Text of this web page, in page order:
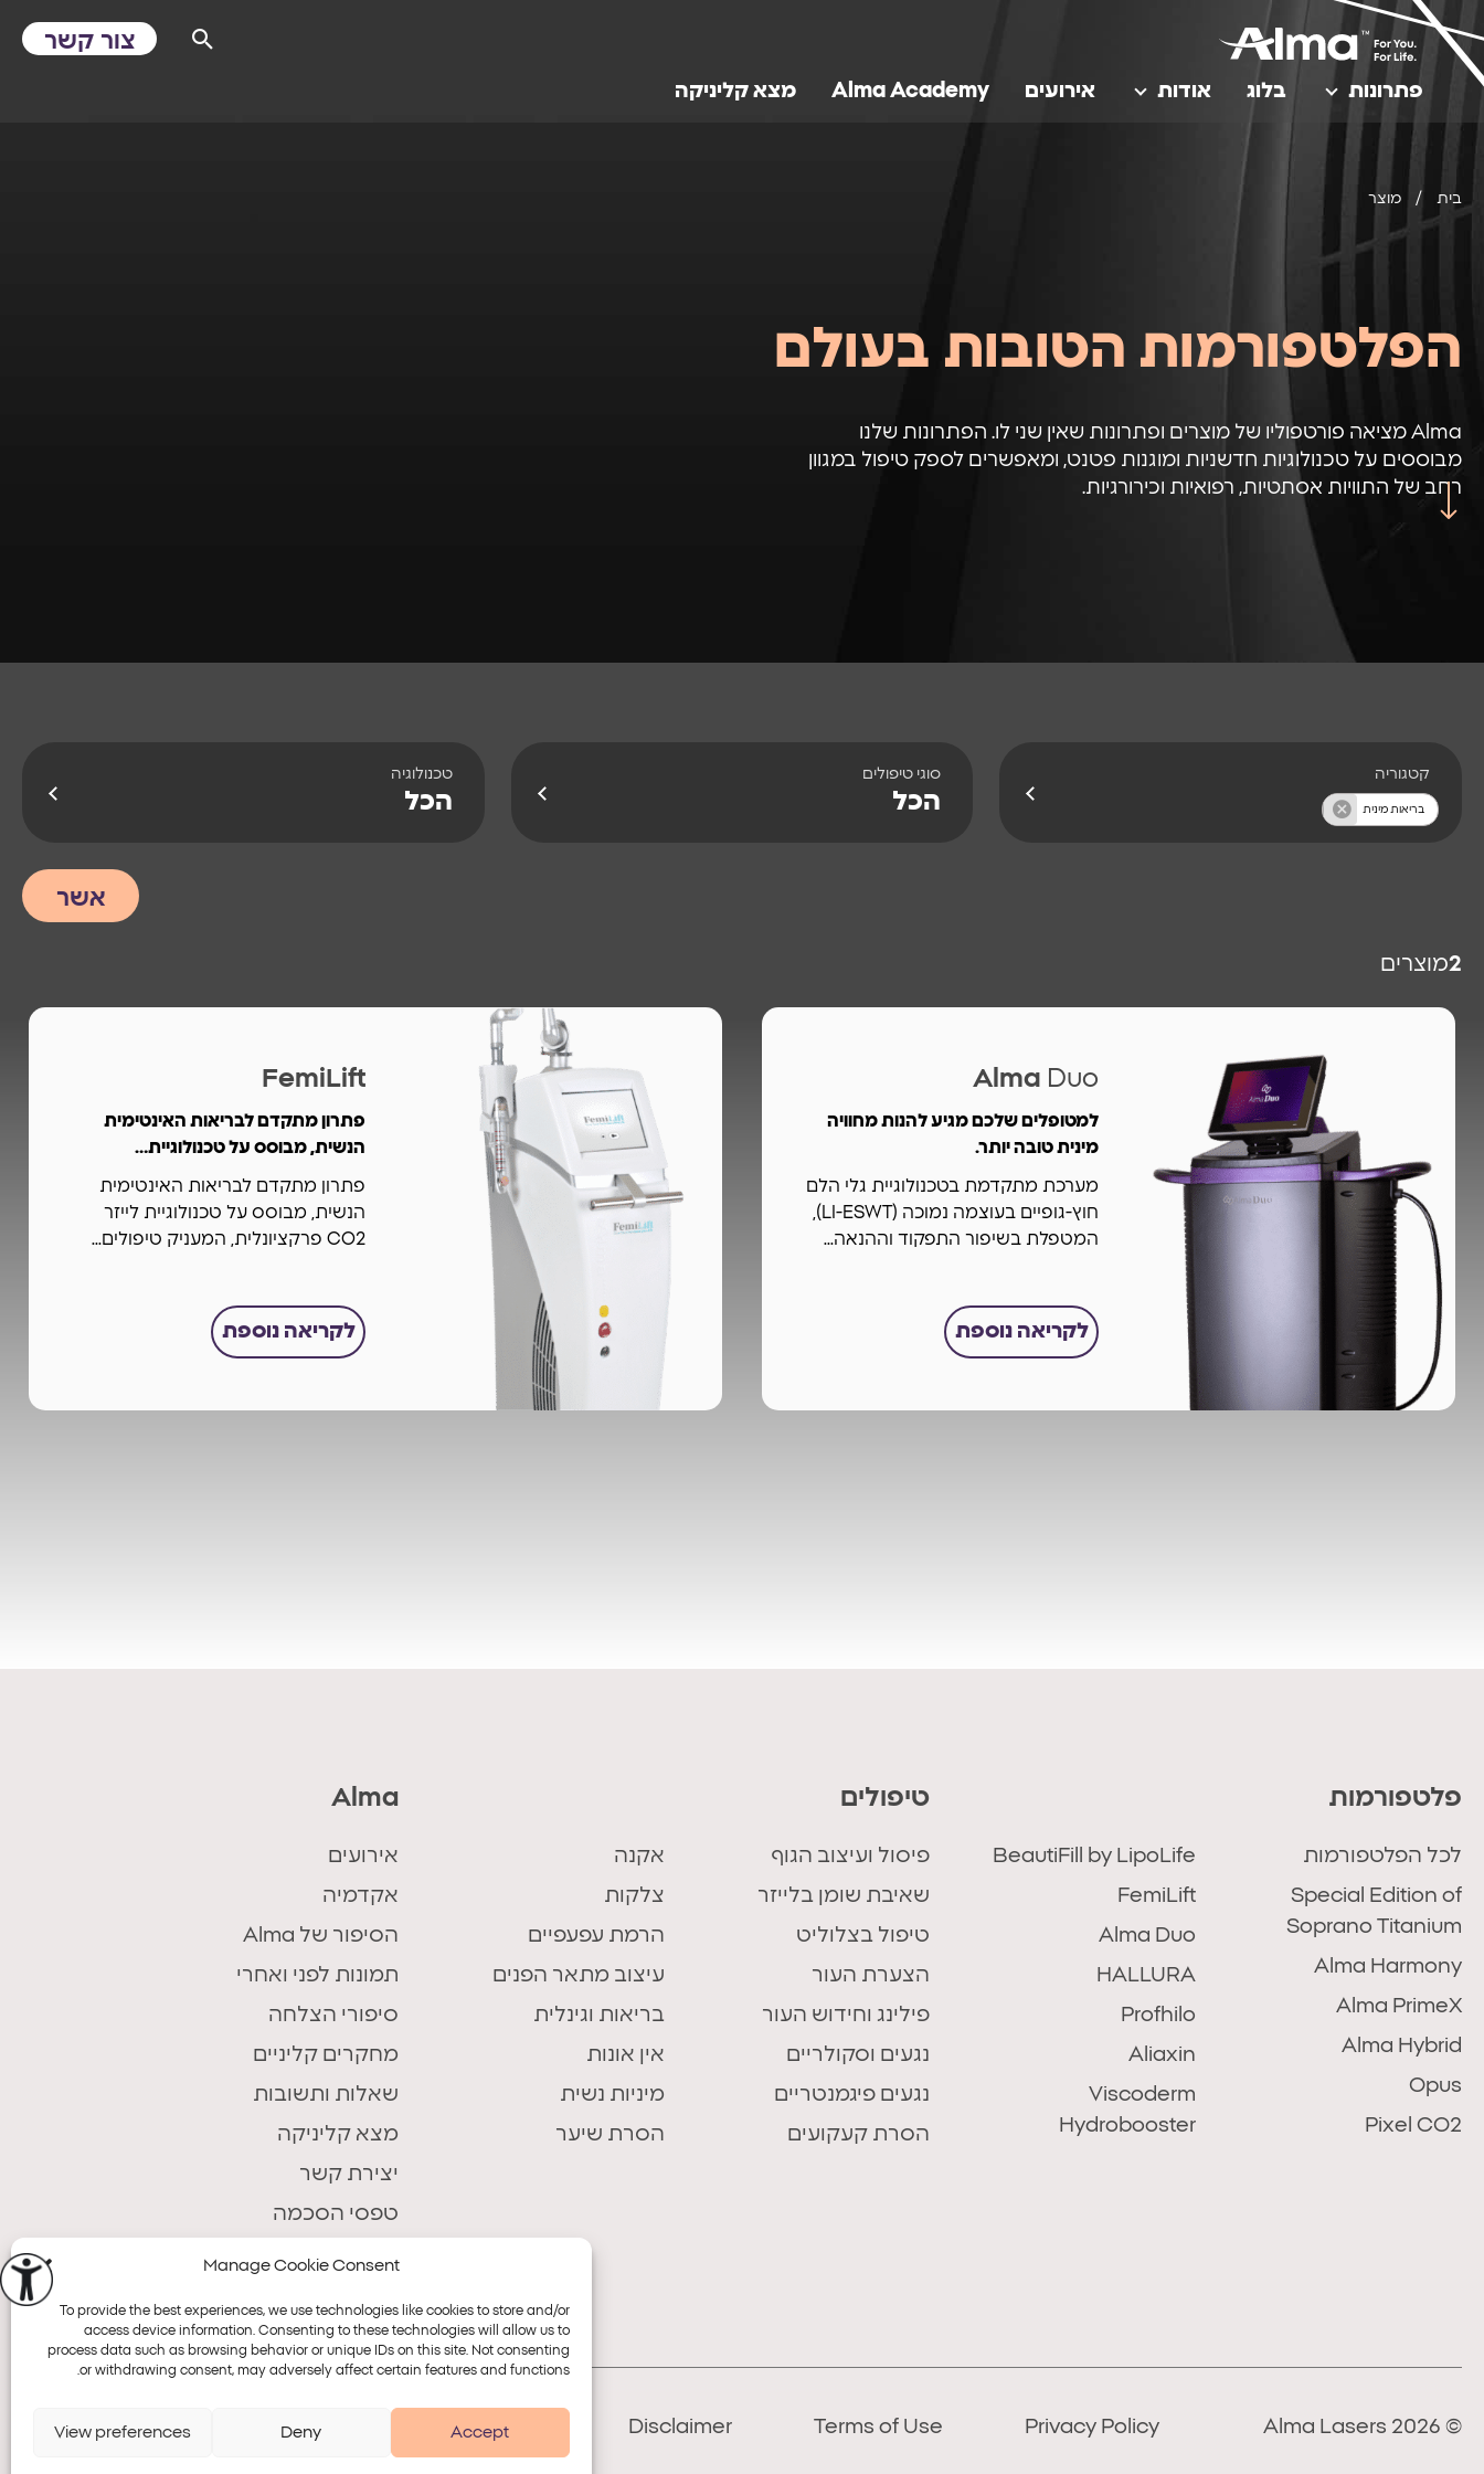
Manage Cookie Consent
To provide the best experiences, we use technologies like cookies to store and/or
access device information. Consenting to these technologies will allow us to
process data such as browsing behavior or unique IDs on this site. Not consenting
or withdrawing consent, may adversely affect certain features and functions.
Accept
Deny
View preferences
פתרונות בלוג אודות אירועים Alma Academy מצא קליניקה
צור קשר
בית / מוצר
הפלטפורמות הטובות בעולם
Alma מציאה פורטפוליו של מוצרים ופתרונות שאין שני לו. הפתרונות שלנו
מבוססים על טכנולוגיות חדשניות ומוגנות פטנט, ומאפשרים לספק טיפול במגוון
רחב של התוויות אסתטיות, רפואיות וכירורגיות.
קטגוריה
בריאות מינית
סוגי טיפולים טכנולוגיה
2מוצרים
Alma Duo
למטופלים שלכם מגיע להנות מחוויה
מינית טובה יותר.
מערכת מתקדמת בטכנולוגיית גלי הלם
חוץ-גופיים בעוצמה נמוכה (LI-ESWT),
המטפלת בשיפור התפקוד וההנאה...
לקריאה נוספת
FemiLift
פתרון מתקדם לבריאות האינטימית
הנשית, מבוסס על טכנולוגיית…
פתרון מתקדם לבריאות האינטימית
הנשית, מבוסס על טכנולוגיית לייזר
CO2 פרקציונלית, המעניק טיפולים...
לקריאה נוספת
פלטפורמות
לכל הפלטפורמות
Special Edition of
Soprano Titanium
Alma Harmony
Alma PrimeX
Alma Hybrid
Opus
Pixel CO2
BeautiFill by LipoLife
FemiLift
Alma Duo
HALLURA
Profhilo
Aliaxin
Viscoderm
Hydrobooster
טיפולים
פיסול ועיצוב הגוף
שאיבת שומן בלייזר
טיפול בצלוליט
הצערת העור
פילינג וחידוש העור
נגעים וסקולריים
נגעים פיגמנטריים
הסרת קעקועים
אקנה
צלקות
הרמת עפעפיים
עיצוב מתאר הפנים
בריאות וגינלית
אין אונות
מיניות נשית
הסרת שיער
Alma
אירועים
אקדמיה
הסיפור של Alma
תמונות לפני ואחרי
סיפורי הצלחה
מחקרים קליניים
שאלות ותשובות
מצא קליניקה
יצירת קשר
טפסי הסכמה
© 2026 Alma Lasers
Privacy Policy
Terms of Use
Disclaimer
Accessibility